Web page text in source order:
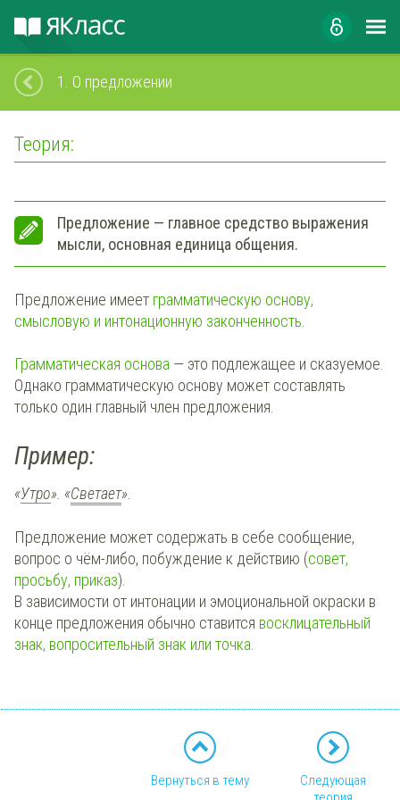
1. О предложении
Теория:
Предложение — главное средство выражения
мысли, основная единица общения.
Предложение имеет грамматическую основу,
смысловую и интонационную законченность
Грамматическая основа — это подлежащее и сказуемое.
Однако грамматическую основу может составлять
только один главный член предложения.
Пример:
«Утро» . «Светает»
Предложение может содержать в себе сообщение,
вопрос о чём-либо, побуждение к действию (совет,
просьбу, приказ).
В зависимости от интонации и эмоциональной окраски в
конце предложения обычно ставится восклицательный
знак, вопросительный знак или точка
Вернуться в тему
Следующая